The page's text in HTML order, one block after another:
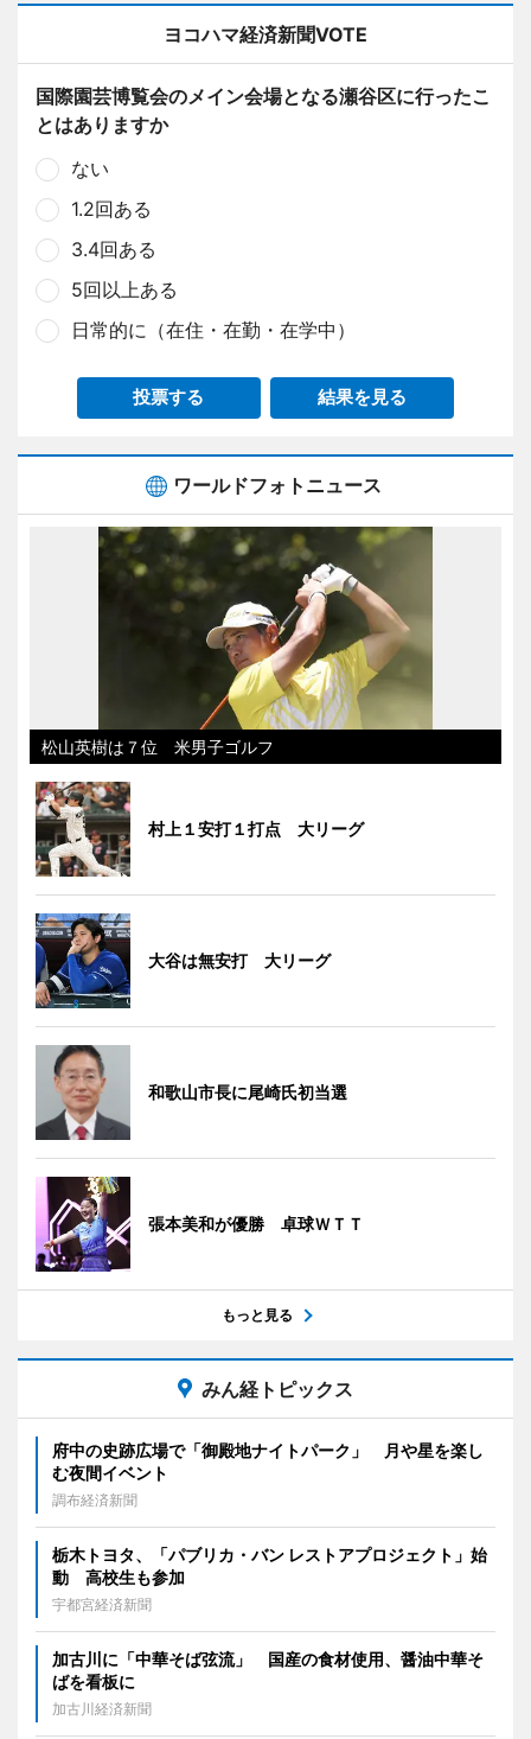
ヨコハマ経済新聞VOTE
国際園芸博覧会のメイン会場となる瀬谷区に行ったこ
とはありますか
ない
1.2回ある
3.4回ある
5回以上ある
日常的に（在住・在勤・在学中）
投票する 結果を見る
ワールドフォトニュース
松山英樹は７位 米男子ゴルフ
村上１安打１打点 大リーグ
大谷は無安打 大リーグ
和歌山市長に尾崎氏初当選
張本美和が優勝 卓球ＷＴＴ
もっと見る
みん経トピックス
府中の史跡広場で「御殿地ナイトパーク」 月や星を楽し
む夜間イベント
調布経済新聞
栃木トヨタ、「パブリカ・バン レストアプロジェクト」始
動 高校生も参加
宇都宮経済新聞
加古川に「中華そば弦流」 国産の食材使用、醤油中華そ
ばを看板に
加古川経済新聞